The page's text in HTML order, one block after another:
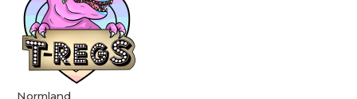
Normland